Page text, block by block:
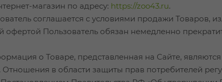
магазин по адресу: https://zoo43.ru.
соглашается с условиями продажи
офертой Пользователь обязан немедленно
о Товаре, представленная на Сайте,
в области защиты прав потребителей